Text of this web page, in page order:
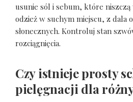
usunie sól i sebum, które niszczą
odzież w suchym miejscu, z dala
słonecznych. Kontroluj stan
rozciągnięcia.
Czy istnieje prosty
pielęgnacji dla